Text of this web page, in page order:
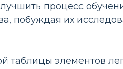
процесс
побуждая их
таблицы элементов